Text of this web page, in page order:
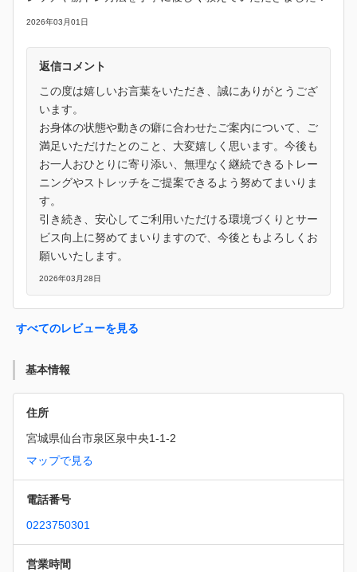
2026年03月01日
返信コメント
この度は嬉しいお言葉をいただき、誠にありがとうござ
います。
お身体の状態や動きの癖に合わせたご案内について、ご
満足いただけたとのこと、大変嬉しく思います。今後も
お一人おひとりに寄り添い、無理なく継続できるトレー
ニングやストレッチをご提案できるよう努めてまいりま
す。
引き続き、安心してご利用いただける環境づくりとサー
ビス向上に努めてまいりますので、今後ともよろしくお
願いいたします。
2026年03月28日
すべてのレビューを見る
基本情報
住所
宮城県仙台市泉区泉中央1-1-2
マップで見る
電話番号
0223750301
営業時間